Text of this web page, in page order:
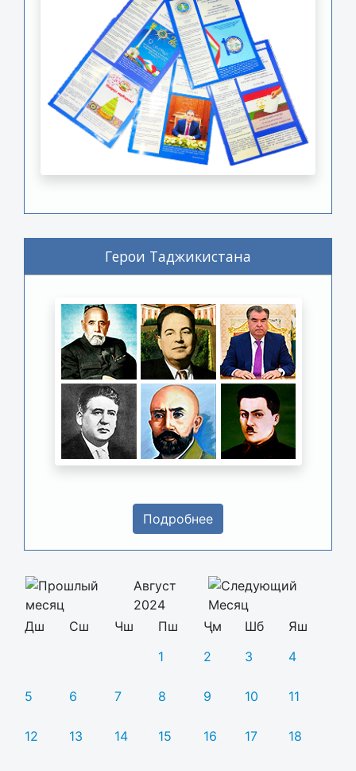
Герои Таджикистана
Подробнее
Август
2024
Дш
Сш Чш Пш Ҷм Шб
Яш
1
2 3 4
5 6 7 8 9 10 11
12 13 14 15 16 17 18